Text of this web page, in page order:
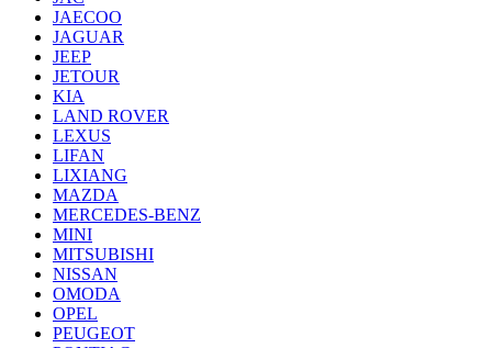
JAECOO
JAGUAR
JEEP
JETOUR
KIA
LAND ROVER
LEXUS
LIFAN
LIXIANG
MAZDA
MERCEDES-BENZ
MINI
MITSUBISHI
NISSAN
OMODA
OPEL
PEUGEOT